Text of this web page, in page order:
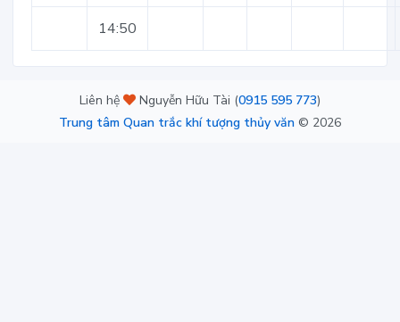
14:50
Liên hệ Nguyễn Hữu Tài (0915 595 773)
Trung tâm Quan trắc khí tượng thủy văn © 2026